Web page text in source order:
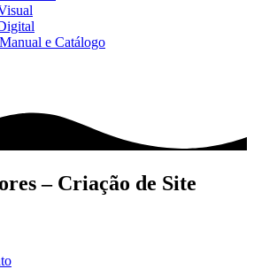
e Catálogo
– Criação de Site